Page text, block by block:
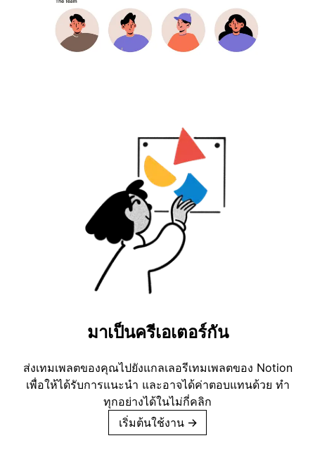
มาเป็นครีเอเตอร์กัน
ส่งเทมเพลตของคุณไปยังแกลเลอรีเทมเพลตของ Notion
เพื่อให้ได้รับการแนะนำ และอาจได้ค่าตอบแทนด้วย ทำ
ทุกอย่างได้ในไม่กี่คลิก
เริ่มต้นใช้งาน →